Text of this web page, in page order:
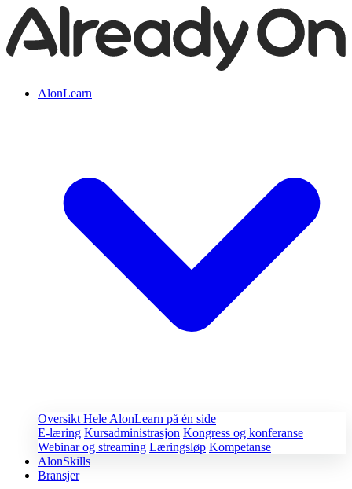
AlonLearn
Oversikt Hele AlonLearn på én side
E-læring Kursadministrasjon Kongress og konferanse
Webinar og streaming Læringsløp Kompetanse
AlonSkills
Bransjer